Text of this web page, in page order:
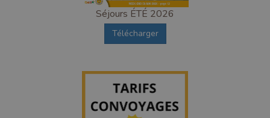
Séjours ÉTÉ 2026
Télécharger